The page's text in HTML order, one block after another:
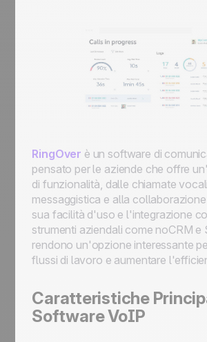
RingOver è un software di
pensato per le aziende che offre
di funzionalità, dalle chiamate
messaggistica e alla
sua facilità d'uso e l'integrazione
strumenti aziendali come noCRM e
rendono un'opzione interessante
flussi di lavoro e aumentare
Caratteristiche
Software VoIP